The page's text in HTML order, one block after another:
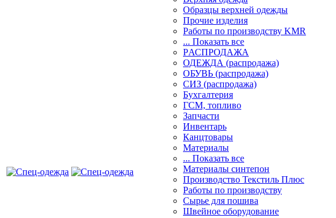
Образцы верхней одежды
Прочие изделия
Работы по производству KMR
... Показать все
PАСПРОДАЖА
ОДЕЖДА (распродажа)
ОБУВЬ (распродажа)
СИЗ (распродажа)
Бухгалтерия
ГСМ, топливо
Запчасти
Инвентарь
Канцтовары
Материалы
... Показать все
Материалы синтепон
Производство Текстиль Плюс
Работы по производству
Сырье для пошива
Швейное оборудование